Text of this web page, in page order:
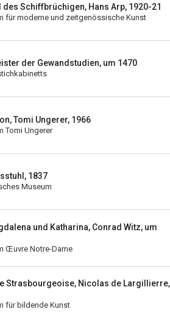
des Schiffbrüchigen, Hans Arp, 1920-21
für moderne und zeitgenössische Kunst
der Gewandstudien, um 1470
Tomi Ungerer, 1966
Tomi Ungerer
1837
Museum
und Katharina, Conrad Witz, um
Œuvre Notre-Dame
Strasbourgeoise, Nicolas de Largillierre,
für bildende Kunst